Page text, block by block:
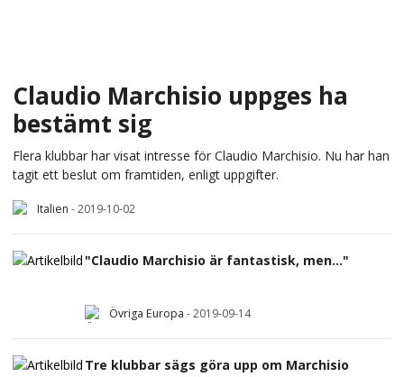
Claudio Marchisio uppges ha
bestämt sig
Flera klubbar har visat intresse för Claudio Marchisio. Nu har han
tagit ett beslut om framtiden, enligt uppgifter.
Italien -2019-10-02
"Claudio Marchisio är fantastisk, men..."
Övriga Europa -2019-09-14
Tre klubbar sägs göra upp om Marchisio